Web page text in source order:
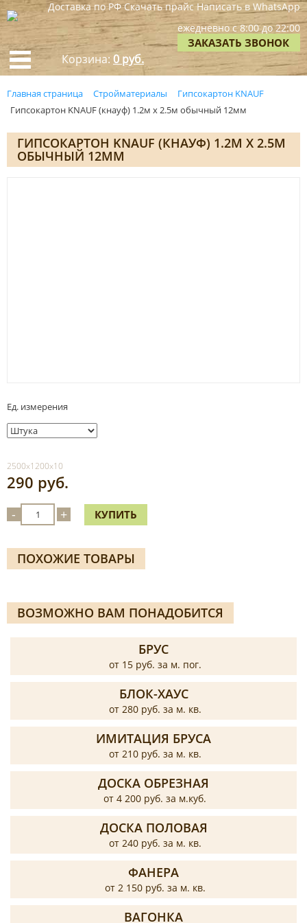
Корзина: 0 руб.
Доставка по РФ Скачать прайс Написать в WhatsApp
ежедневно с 8:00 до 22:00
ЗАКАЗАТЬ ЗВОНОК
Главная страница Стройматериалы
Гипсокартон KNAUF
Гипсокартон KNAUF (кнауф) 1.2м x 2.5м обычный 12мм
ГИПСОКАРТОН KNAUF (КНАУФ) 1.2М X 2.5М
ОБЫЧНЫЙ 12ММ
Ед. измерения
2500х1200х10
290 руб.
- + КУПИТЬ
ПОХОЖИЕ ТОВАРЫ
ВОЗМОЖНО ВАМ ПОНАДОБИТСЯ
БРУС
от 15 руб. за м. пог.
БЛОК-ХАУС
от 280 руб. за м. кв.
ИМИТАЦИЯ БРУСА
от 210 руб. за м. кв.
ДОСКА ОБРЕЗНАЯ
от 4 200 руб. за м.куб.
ДОСКА ПОЛОВАЯ
от 240 руб. за м. кв.
ФАНЕРА
от 2 150 руб. за м. кв.
ВАГОНКА